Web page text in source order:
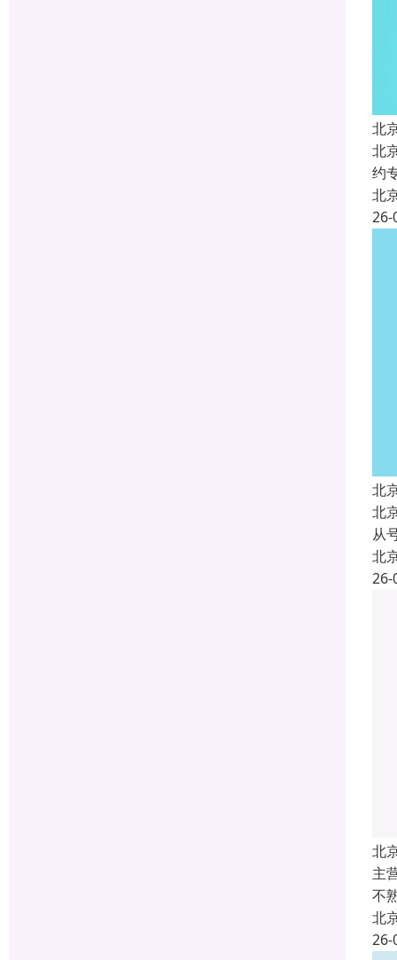
北
北
约
北
26-
北
北
从
北
26-
北
主
不
北
26-